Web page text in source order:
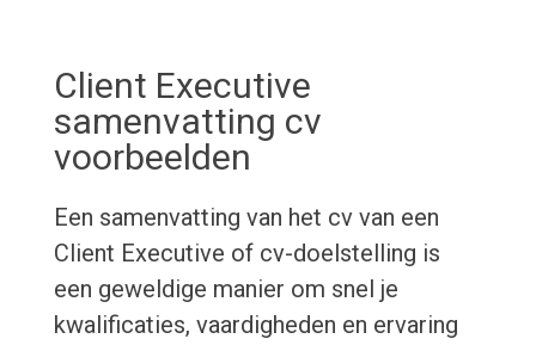
Client Executive
samenvatting cv
voorbeelden
Een samenvatting van het cv van een
Client Executive of cv-doelstelling is
een geweldige manier om snel je
kwalificaties, vaardigheden en ervaring